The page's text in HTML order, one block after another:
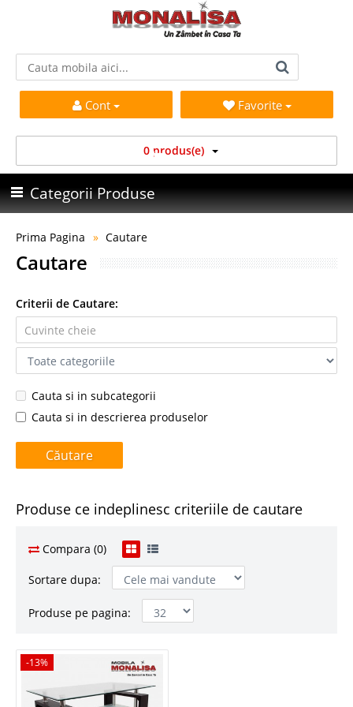
Cont Favorite
0 produs(e)
Categorii Produse
Prima Pagina Cautare
Cautare
Criterii de Cautare:
Cauta si in subcategorii
Cauta si in descrierea produselor
Produse ce indeplinesc criteriile de cautare
Compara (0)
Sortare dupa:
Produse pe pagina:
-13%
-13%